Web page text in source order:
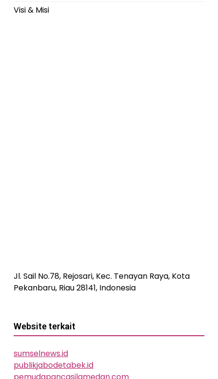
Visi & Misi
Jl. Sail No.78, Rejosari, Kec. Tenayan Raya, Kota
Pekanbaru, Riau 28141, Indonesia
Website terkait
sumselnews.id
publikjabodetabek.id